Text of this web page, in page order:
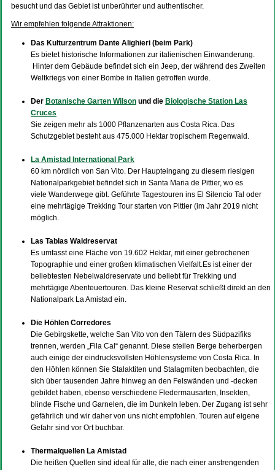
besucht und das Gebiet ist unberührter und authentischer.
Wir empfehlen folgende Attraktionen:
Das Kulturzentrum Dante Alighieri (beim Park)
Es bietet historische Informationen zur italienischen Einwanderung.
Hinter dem Gebäude befindet sich ein Jeep, der während des Zweiten
Weltkriegs von einer Bombe in Italien getroffen wurde.
Der Botanische Garten Wilson und die Biologische Station Las
Cruces
Sie zeigen mehr als 1000 Pflanzenarten aus Costa Rica. Das
Schutzgebiet besteht aus 475.000 Hektar tropischem Regenwald.
La Amistad International Park
60 km nördlich von San Vito. Der Haupteingang zu diesem riesigen
Nationalparkgebiet befindet sich in Santa Maria de Pittier, wo es
viele Wanderwege gibt. Geführte Tagestouren ins El Silencio Tal oder
eine mehrtägige Trekking Tour starten von Pittier (im Jahr 2019 nicht
möglich.
Las Tablas Waldreservat
Es umfasst eine Fläche von 19.602 Hektar, mit einer gebrochenen
Topographie und einer großen klimatischen Vielfalt.Es ist einer der
beliebtesten Nebelwaldreservate und beliebt für Trekking und
mehrtägige Abenteuertouren. Das kleine Reservat schließt direkt an den
Nationalpark La Amistad ein.
Die Höhlen Corredores
Die Gebirgskette, welche San Vito von den Tälern des Südpazifiks
trennen, werden „Fila Cal“ genannt. Diese steilen Berge beherbergen
auch einige der eindrucksvollsten Höhlensysteme von Costa Rica. In
den Höhlen können Sie Stalaktiten und Stalagmiten beobachten, die
sich über tausenden Jahre hinweg an den Felswänden und -decken
gebildet haben, ebenso verschiedene Fledermausarten, Insekten,
blinde Fische und Garnelen, die im Dunkeln leben. Der Zugang ist sehr
gefährlich und wir daher von uns nicht empfohlen. Touren auf eigene
Gefahr sind vor Ort buchbar.
Thermalquellen La Amistad
Die heißen Quellen sind ideal für alle, die nach einer anstrengenden